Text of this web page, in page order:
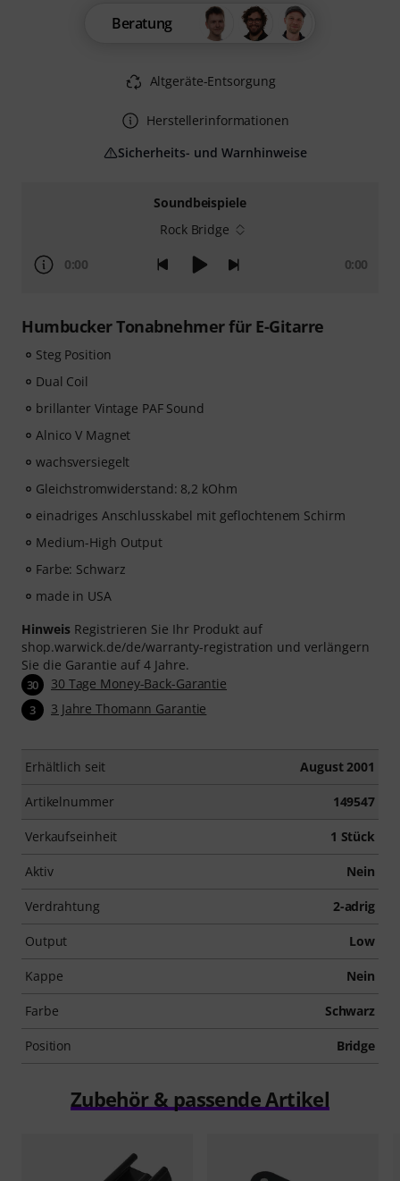
Soundbeispiele
Rock Bridge
0:00 0:00
Humbucker Tonabnehmer für E-Gitarre
Steg Position
Dual Coil
brillanter Vintage PAF Sound
Alnico V Magnet
wachsversiegelt
Gleichstromwiderstand: 8,2 kOhm
einadriges Anschlusskabel mit geflochtenem Schirm
Medium-High Output
Farbe: Schwarz
made in USA
Hinweis Registrieren Sie Ihr Produkt auf
shop.warwick.de/de/warranty-registration und verlängern
Sie die Garantie auf 4 Jahre.
30 30 Tage Money-Back-Garantie
3 3 Jahre Thomann Garantie
Erhältlich seit August 2001
Artikelnummer 149547
Verkaufseinheit 1 Stück
Aktiv Nein
Verdrahtung 2-adrig
Output Low
Kappe Nein
Farbe Schwarz
Position Bridge
Beratung
Altgeräte-Entsorgung
Herstellerinformationen
Sicherheits- und Warnhinweise
Zubehör & passende Artikel